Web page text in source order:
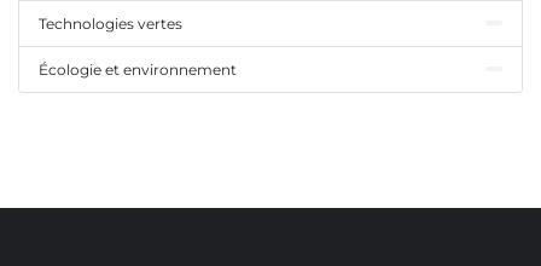
Technologies vertes
Écologie et environnement